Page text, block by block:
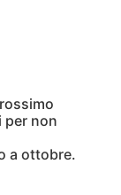
per non
a ottobre.